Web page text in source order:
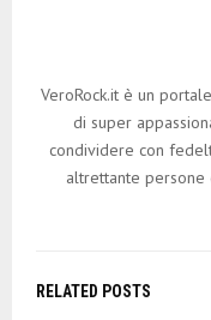
VeroRock.it è un
di super
condividere con
altrettante persone
RELATED POSTS